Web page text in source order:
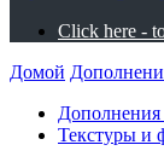
Click here -
Домой
Дополнения
Текстуры и